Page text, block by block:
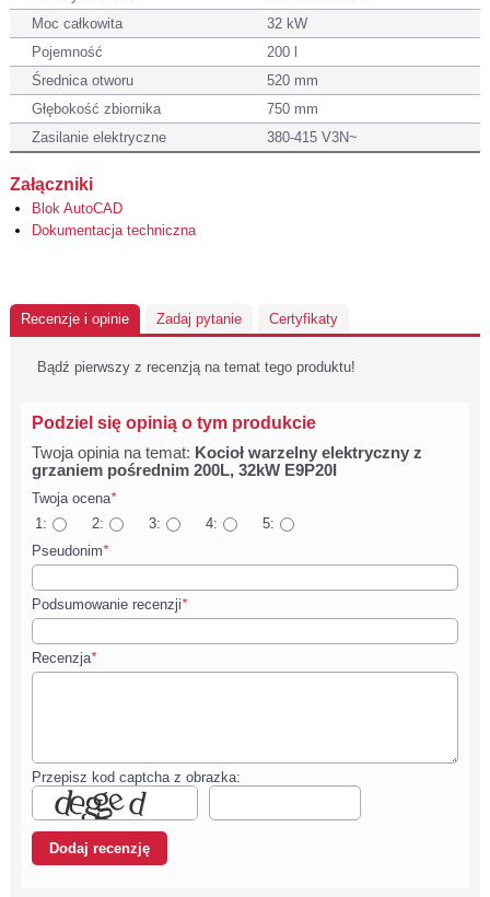
Moc całkowita
32 kW
Pojemność
200 l
Średnica otworu
520 mm
Głębokość zbiornika
750 mm
Zasilanie elektryczne
380-415 V3N~
Załączniki
Blok AutoCAD
Dokumentacja techniczna
Recenzje i opinie Zadaj pytanie Certyfikaty
Bądź pierwszy z recenzją na temat tego produktu!
Podziel się opinią o tym produkcie
Twoja opinia na temat: Kocioł warzelny elektryczny z
grzaniem pośrednim 200L, 32kW E9P20I
Twoja ocena*
1:
2: 3: 4:
5:
Pseudonim*
Podsumowanie recenzji*
Recenzja*
Przepisz kod captcha z obrazka: